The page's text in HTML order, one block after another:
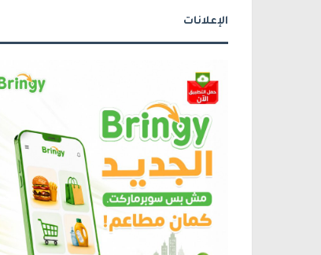
الإعلانات